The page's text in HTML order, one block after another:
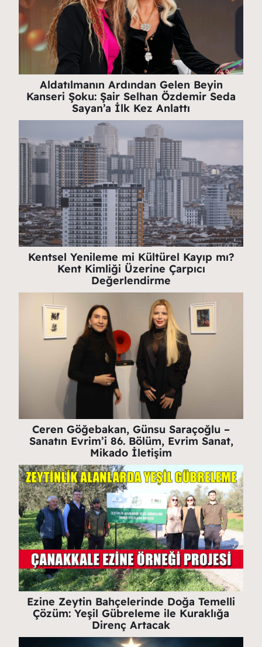
Aldatılmanın Ardından Gelen Beyin
Kanseri Şoku: Şair Selhan Özdemir Seda
Sayan’a İlk Kez Anlattı
Kentsel Yenileme mi Kültürel Kayıp mı?
Kent Kimliği Üzerine Çarpıcı
Değerlendirme
Ceren Göğebakan, Günsu Saraçoğlu –
Sanatın Evrim’i 86. Bölüm, Evrim Sanat,
Mikado İletişim
Ezine Zeytin Bahçelerinde Doğa Temelli
Çözüm: Yeşil Gübreleme ile Kuraklığa
Direnç Artacak